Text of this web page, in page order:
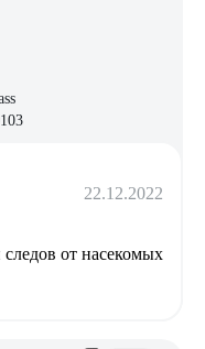
22.12.2022
от насекомых